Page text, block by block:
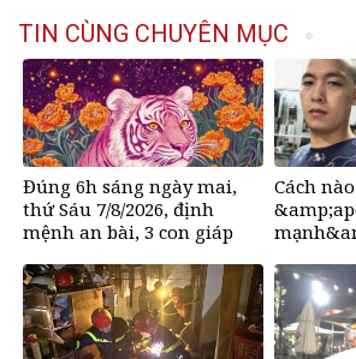
TIN CÙNG CHUYÊN MỤC
Đúng 6h sáng ngày mai,
thứ Sáu 7/8/2026, định
mệnh an bài, 3 con giáp
&amp;apos;cá chép hóa
rồng&amp;apos;, giàu có
lên bất chấp, số đỏ chót
như son
Cách
tích cực?